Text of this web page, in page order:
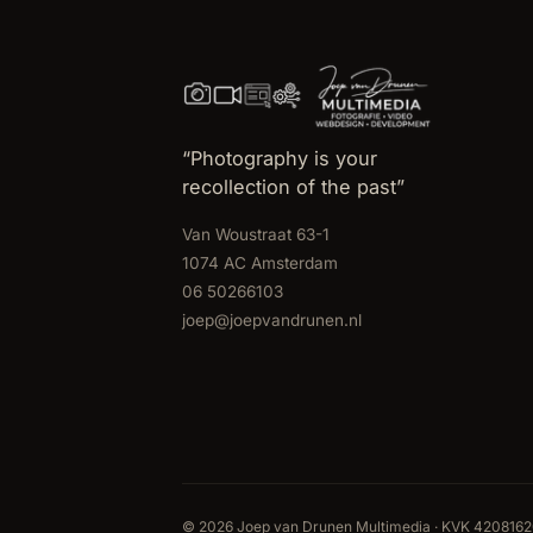
“Photography is your
recollection of the past”
Van Woustraat 63-1
1074 AC Amsterdam
06 50266103
joep@joepvandrunen.nl
© 2026 Joep van Drunen Multimedia · KVK